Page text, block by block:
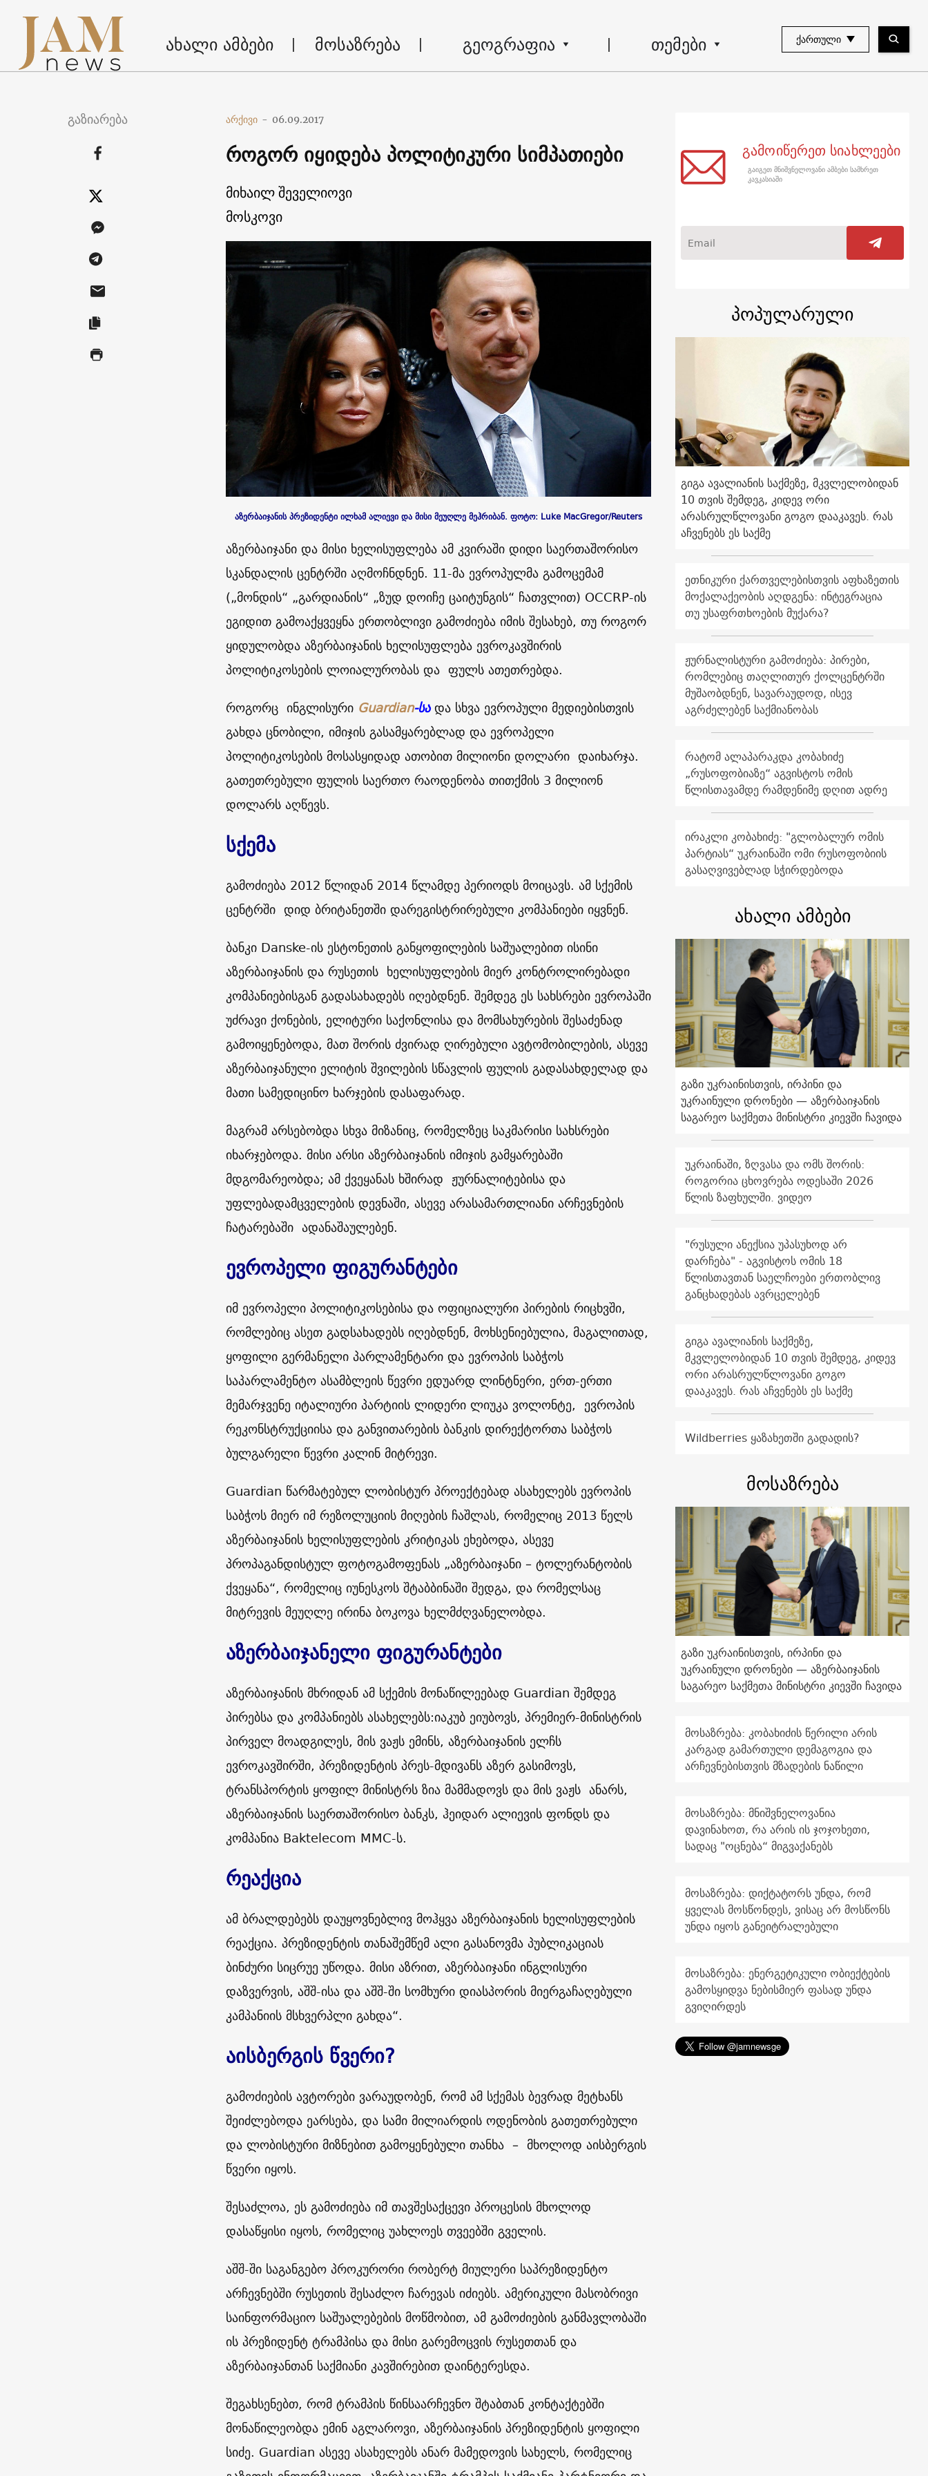
ახალი ამბები მოსაზრება გეოგრაფია თემები ᲥᲐᲠᲗᲣᲚᲘ
გაზიარება არქივი - 06.09.2017
როგორ იყიდება პოლიტიკური სიმპათიები
მიხაილ შეველიოვი
მოსკოვი
აზერბაიჯანის პრეზიდენტი ილხამ ალიევი და მისი მეუღლე მეჰრიბან. ფოტო: Luke MacGregor/Reuters
აზერბაიჯანი და მისი ხელისუფლება ამ კვირაში დიდი საერთაშორისო
სკანდალის ცენტრში აღმოჩნდნენ. 11-მა ევროპულმა გამოცემამ
(„მონდის“ „გარდიანის“ „ზუდ დოიჩე ცაიტუნგის“ ჩათვლით) OCCRP-ის
ეგიდით გამოაქყვეყნა ერთობლივი გამოძიება იმის შესახებ, თუ როგორ
ყიდულობდა აზერბაიჯანის ხელისუფლება ევროკავშირის
პოლიტიკოსების ლოიალურობას და ფულს ათეთრებდა.
როგორც ინგლისური Guardian-სადა სხვა ევროპული მედიებისთვის
გახდა ცნობილი, იმიჯის გასამყარებლად და ევროპელი
პოლიტიკოსების მოსასყიდად ათობით მილიონი დოლარი დაიხარჯა.
გათეთრებული ფულის საერთო რაოდენობა თითქმის 3 მილიონ
დოლარს აღწევს.
სქემა
გამოძიება 2012 წლიდან 2014 წლამდე პერიოდს მოიცავს. ამ სქემის
ცენტრში დიდ ბრიტანეთში დარეგისტრირებული კომპანიები იყვნენ.
ბანკი Danske-ის ესტონეთის განყოფილების საშუალებით ისინი
აზერბაიჯანის და რუსეთის ხელისუფლების მიერ კონტროლირებადი
კომპანიებისგან გადასახადებს იღებდნენ. შემდეგ ეს სახსრები ევროპაში
უძრავი ქონების, ელიტური საქონლისა და მომსახურების შესაძენად
გამოიყენებოდა, მათ შორის ძვირად ღირებული ავტომობილების, ასევე
აზერბაიჯანული ელიტის შვილების სწავლის ფულის გადასახდელად და
მათი სამედიცინო ხარჯების დასაფარად.
მაგრამ არსებობდა სხვა მიზანიც, რომელზეც საკმარისი სახსრები
იხარჯებოდა. მისი არსი აზერბაიჯანის იმიჯის გამყარებაში
მდგომარეობდა; ამ ქვეყანას ხშირად ჟურნალიტებისა და
უფლებადამცველების დევნაში, ასევე არასამართლიანი არჩევნების
ჩატარებაში ადანაშაულებენ.
ევროპელი ფიგურანტები
იმ ევროპელი პოლიტიკოსებისა და ოფიციალური პირების რიცხვში,
რომლებიც ასეთ გადსახადებს იღებდნენ, მოხსენიებულია, მაგალითად,
ყოფილი გერმანელი პარლამენტარი და ევროპის საბჭოს
საპარლამენტო ასამბლეის წევრი ედუარდ ლინტნერი, ერთ-ერთი
მემარჯვენე იტალიური პარტიის ლიდერი ლიუკა ვოლონტე, ევროპის
რეკონსტრუქციისა და განვითარების ბანკის დირექტორთა საბჭოს
ბულგარელი წევრი კალინ მიტრევი.
Guardian წარმატებულ ლობისტურ პროექტებად ასახელებს ევროპის
საბჭოს მიერ იმ რეზოლუციის მიღების ჩაშლას, რომელიც 2013 წელს
აზერბაიჯანის ხელისუფლების კრიტიკას ეხებოდა, ასევე
პროპაგანდისტულ ფოტოგამოფენას „აზერბაიჯანი – ტოლერანტობის
ქვეყანა“, რომელიც იუნესკოს შტაბბინაში შედგა, და რომელსაც
მიტრევის მეუღლე ირინა ბოკოვა ხელმძღვანელობდა.
აზერბაიჯანელი ფიგურანტები
აზერბაიჯანის მხრიდან ამ სქემის მონაწილეებად Guardian შემდეგ
პირებსა და კომპანიებს ასახელებს:იაკუბ ეიუბოვს, პრემიერ-მინისტრის
პირველ მოადგილეს, მის ვაჟს ემინს, აზერბაიჯანის ელჩს
ევროკავშირში, პრეზიდენტის პრეს-მდივანს აზერ გასიმოვს,
ტრანსპორტის ყოფილ მინისტრს ზია მამმადოვს და მის ვაჟს ანარს,
აზერბაიჯანის საერთაშორისო ბანკს, ჰეიდარ ალიევის ფონდს და
კომპანია Baktelecom MMC-ს.
რეაქცია
ამ ბრალდებებს დაუყოვნებლივ მოჰყვა აზერბაიჯანის ხელისუფლების
რეაქცია. პრეზიდენტის თანაშემწემ ალი გასანოვმა პუბლიკაციას
ბინძური სიცრუე უწოდა. მისი აზრით, აზერბაიჯანი ინგლისური
დაზვერვის, აშშ-ისა და აშშ-ში სომხური დიასპორის მიერგაჩაღებული
კამპანიის მსხვერპლი გახდა“.
აისბერგის წვერი?
გამოძიების ავტორები ვარაუდობენ, რომ ამ სქემას ბევრად მეტხანს
შეიძლებოდა ეარსება, და სამი მილიარდის ოდენობის გათეთრებული
და ლობისტური მიზნებით გამოყენებული თანხა – მხოლოდ აისბერგის
წვერი იყოს.
შესაძლოა, ეს გამოძიება იმ თავშესაქცევი პროცესის მხოლოდ
დასაწყისი იყოს, რომელიც უახლოეს თვეებში გველის.
აშშ-ში საგანგებო პროკურორი რობერტ მიულერი საპრეზიდენტო
არჩევნებში რუსეთის შესაძლო ჩარევას იძიებს. ამერიკული მასობრივი
საინფორმაციო საშუალებების მოწმობით, ამ გამოძიების განმავლობაში
ის პრეზიდენტ ტრამპისა და მისი გარემოცვის რუსეთთან და
აზერბაიჯანთან საქმიანი კავშირებით დაინტერესდა.
შეგახსენებთ, რომ ტრამპის წინსაარჩევნო შტაბთან კონტაქტებში
მონაწილეობდა ემინ აგლაროვი, აზერბაიჯანის პრეზიდენტის ყოფილი
სიძე. Guardian ასევე ასახელებს ანარ მამედოვის სახელს, რომელიც
გამოიწერეთ სიახლეები
გაიგეთ მნიშვნელოვანი ამბები სამხრეთ
კავკასიაში
პოპულარული
გიგა ავალიანის საქმეზე, მკვლელობიდან
10 თვის შემდეგ, კიდევ ორი
არასრულწლოვანი გოგო დააკავეს. რას
აჩვენებს ეს საქმე
ეთნიკური ქართველებისთვის აფხაზეთის
მოქალაქეობის აღდგენა: ინტეგრაცია
თუ უსაფრთხოების მუქარა?
ჟურნალისტური გამოძიება: პირები,
რომლებიც თაღლითურ ქოლცენტრში
მუშაობდნენ, სავარაუდოდ, ისევ
აგრძელებენ საქმიანობას
რატომ ალაპარაკდა კობახიძე
„რუსოფობიაზე“ აგვისტოს ომის
წლისთავამდე რამდენიმე დღით ადრე
ირაკლი კობახიძე: "გლობალურ ომის
პარტიას“ უკრაინაში ომი რუსოფობიის
გასაღვივებლად სჭირდებოდა
ახალი ამბები
გაზი უკრაინისთვის, ირპინი და
უკრაინული დრონები — აზერბაიჯანის
საგარეო საქმეთა მინისტრი კიევში ჩავიდა
უკრაინაში, ზღვასა და ომს შორის:
როგორია ცხოვრება ოდესაში 2026
წლის ზაფხულში. ვიდეო
"რუსული ანექსია უპასუხოდ არ
დარჩება" - აგვისტოს ომის 18
წლისთავთან საელჩოები ერთობლივ
განცხადებას ავრცელებენ
გიგა ავალიანის საქმეზე,
მკვლელობიდან 10 თვის შემდეგ, კიდევ
ორი არასრულწლოვანი გოგო
დააკავეს. რას აჩვენებს ეს საქმე
Wildberries ყაზახეთში გადადის?
მოსაზრება
გაზი უკრაინისთვის, ირპინი და
უკრაინული დრონები — აზერბაიჯანის
საგარეო საქმეთა მინისტრი კიევში ჩავიდა
მოსაზრება: კობახიძის წერილი არის
კარგად გამართული დემაგოგია და
არჩევნებისთვის მზადების ნაწილი
მოსაზრება: მნიშვნელოვანია
დავინახოთ, რა არის ის ჯოჯოხეთი,
სადაც "ოცნება“ მიგვაქანებს
მოსაზრება: დიქტატორს უნდა, რომ
ყველას მოსწონდეს, ვისაც არ მოსწონს
უნდა იყოს განეიტრალებული
მოსაზრება: ენერგეტიკული ობიექტების
გამოსყიდვა ნებისმიერ ფასად უნდა
გვიღირდეს